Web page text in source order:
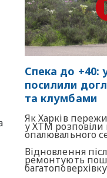
Спека до +40:
посилили
та клумбами
Як Харків
у ХТМ розповіли
опалювального
Відновлення
ремонтують
багатоповерхівку